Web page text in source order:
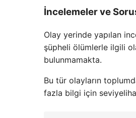
İncelemeler ve
Olay yerinde yapılan
şüpheli ölümlerle ilgili
bulunmamakta.
Bu tür olayların
fazla bilgi için